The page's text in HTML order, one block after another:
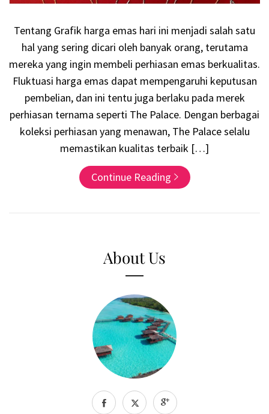
Tentang Grafik harga emas hari ini menjadi salah satu
hal yang sering dicari oleh banyak orang, terutama
mereka yang ingin membeli perhiasan emas berkualitas.
Fluktuasi harga emas dapat mempengaruhi keputusan
pembelian, dan ini tentu juga berlaku pada merek
perhiasan ternama seperti The Palace. Dengan berbagai
koleksi perhiasan yang menawan, The Palace selalu
memastikan kualitas terbaik […]
Continue Reading
About Us